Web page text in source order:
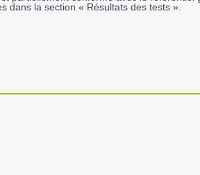
dans la section « Résultats des tests ».